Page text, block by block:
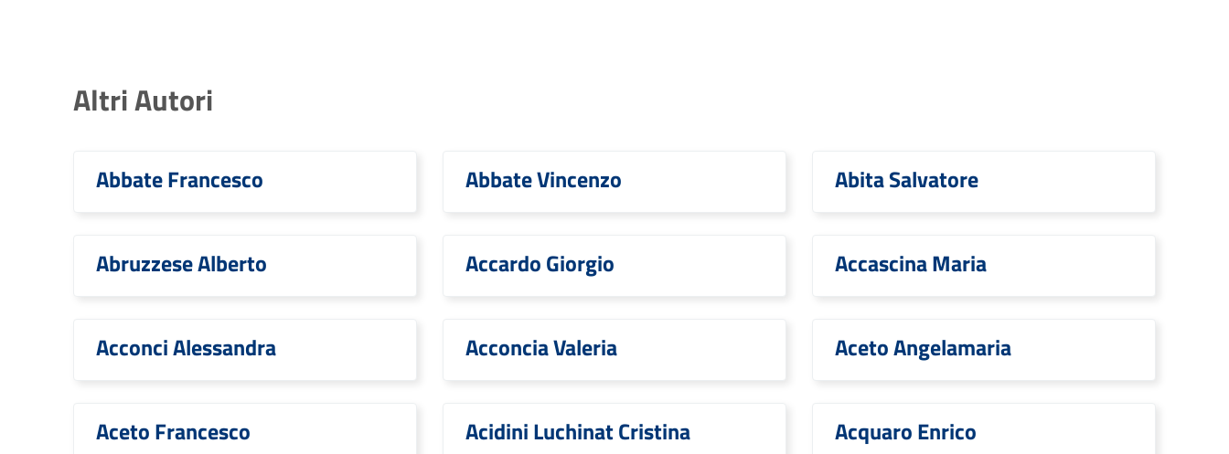
Altri Autori
Abbate Francesco Abbate Vincenzo Abita Salvatore
Abruzzese Alberto Accardo Giorgio Accascina Maria
Acconci Alessandra Acconcia Valeria Aceto Angelamaria
Aceto Francesco Acidini Luchinat Cristina Acquaro Enrico